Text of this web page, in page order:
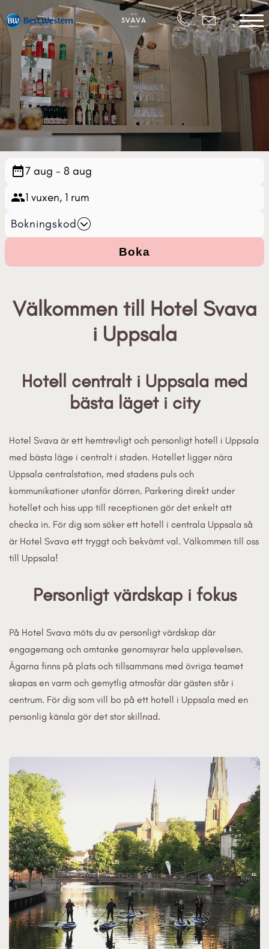
Bokningskod
Boka
Välkommen till Hotel Svava
i Uppsala
Hotell centralt i Uppsala med
bästa läget i city
Hotel Svava är ett hemtrevligt och personligt hotell i Uppsala
med bästa läge i centralt i staden. Hotellet ligger nära
Uppsala centralstation, med stadens puls och
kommunikationer utanför dörren. Parkering direkt under
hotellet och hiss upp till receptionen gör det enkelt att
checka in. För dig som söker ett hotell i centrala Uppsala så
är Hotel Svava ett tryggt och bekvämt val. Välkommen till oss
till Uppsala!
Personligt värdskap i fokus
På Hotel Svava möts du av personligt värdskap där
engagemang och omtanke genomsyrar hela upplevelsen.
Ägarna finns på plats och tillsammans med övriga teamet
skapas en varm och gemytlig atmosfär där gästen står i
centrum. För dig som vill bo på ett hotell i Uppsala med en
personlig känsla gör det stor skillnad.